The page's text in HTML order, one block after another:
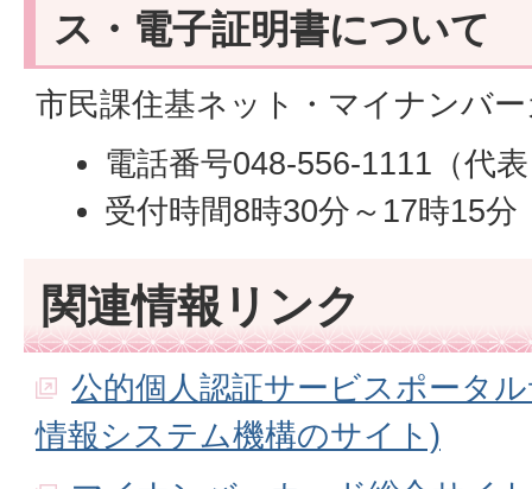
ス・電子証明書について
市民課住基ネット・マイナンバ
電話番号048-556-1111（代
受付時間8時30分～17時15分
関連情報リンク
公的個人認証サービスポータ
情報システム機構のサイト)